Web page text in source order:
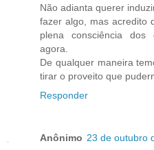
Não adianta querer
fazer algo, mas acredito
plena consciência dos
agora.
De qualquer maneira
tirar o proveito que
Responder
Anônimo 23 de outubro